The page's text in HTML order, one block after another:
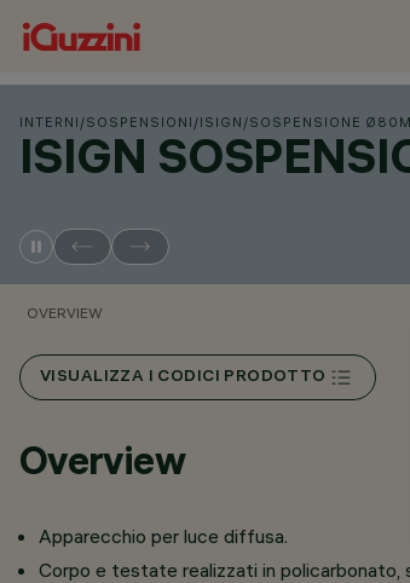
INTERNI /SOSPENSIONI /ISIGN /SOSPENSIONE
ISIGN
OVERVIEW
VISUALIZZA I CODICI PRODOTTO
Overview
Apparecchio per luce diffusa.
Corpo e testate realizzati in policarbonato,